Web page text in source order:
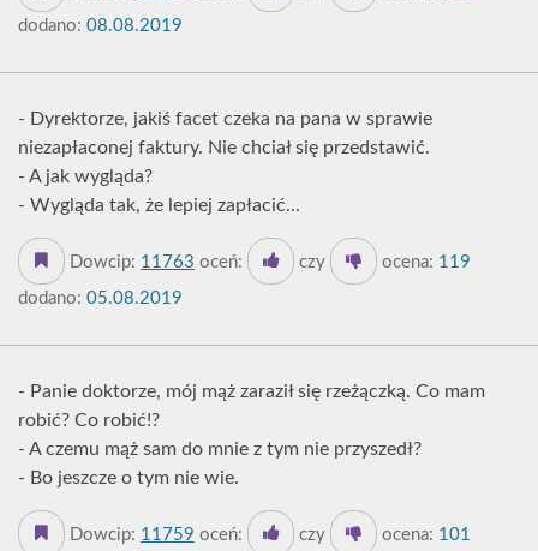
dodano: 08.08.2019
- Dyrektorze, jakiś facet czeka na pana w sprawie
niezapłaconej faktury. Nie chciał się przedstawić.
- A jak wygląda?
- Wygląda tak, że lepiej zapłacić...
Dowcip: 11763 oceń: czy ocena: 119
dodano: 05.08.2019
- Panie doktorze, mój mąż zaraził się rzeżączką. Co mam
robić? Co robić!?
- A czemu mąż sam do mnie z tym nie przyszedł?
- Bo jeszcze o tym nie wie.
Dowcip: 11759 oceń: czy ocena: 101